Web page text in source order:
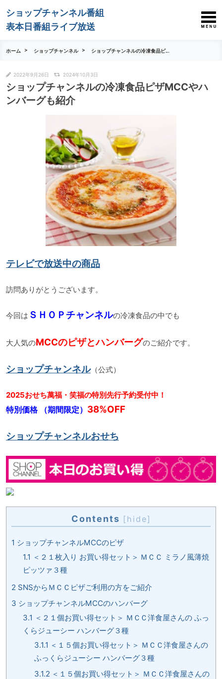
ショップチャンネル番組
表本日番組ライブ放送
ホーム ショップチャンネル ショップチャンネルの冷凍食品ピ...
2022年9月26日 2024年10月3日
ショップチャンネルの冷凍食品ピザMCCやハ
ンバーグも紹介
テレビで放送中の商品
訪問ありがとうございます。
今回は ＳＨＯＰチャンネルの冷凍食品の中でも
大人気のMCCのピザとハンバーグのご紹介です。
ショップチャンネル（公式）
2025おせち萬福・笑福の特別先行予約受付中！
特別価格（期間限定） 38%OFF
ショップチャンネルおせち
Contents [ hide]
1 ショップチャンネルMCCのピザ
1.1 ＜２１枚入り お買い得セット＞ ＭＣＣ ミラノ風薄焼
ピッツァ３種
2 SNSからＭＣＣピザご利用の方をご紹介
3 ショップチャンネルMCCのハンバーグ
3.1 ＜２１個お買い得セット＞ ＭＣＣ洋食屋さんの ふっ
くらジューシー ハンバーグ３種
3.1.1 ＜１５個お買い得セット＞ ＭＣＣ洋食屋さんの
ふっくらジューシー ハンバーグ３種
3.1.2 ＜１５個お買い得セット＞ ＭＣＣ洋食屋さんの